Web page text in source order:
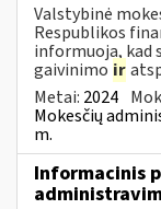
Valstybinė
Respublikos
informuoja, kad
gaivinimo ir
Metai: 2024
Mokesčių
m.
Informacinis